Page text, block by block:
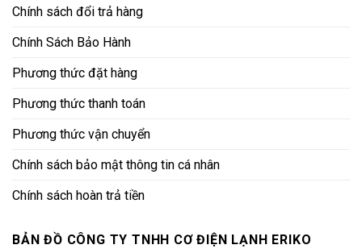
Chính sách đổi trả hàng
Chính Sách Bảo Hành
Phương thức đặt hàng
Phương thức thanh toán
Phương thức vận chuyển
Chính sách bảo mật thông tin cá nhân
Chính sách hoàn trả tiền
BẢN ĐỒ CÔNG TY TNHH CƠ ĐIỆN LẠNH ERIKO